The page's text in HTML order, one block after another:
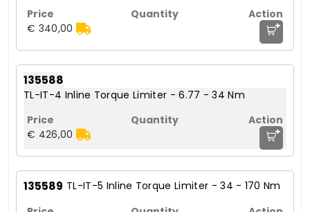
€ 340,00 +
135588
TL-IT-4 Inline Torque Limiter - 6.77 - 34 Nm
€ 426,00 +
135589 TL-IT-5 Inline Torque Limiter - 34 - 170 Nm